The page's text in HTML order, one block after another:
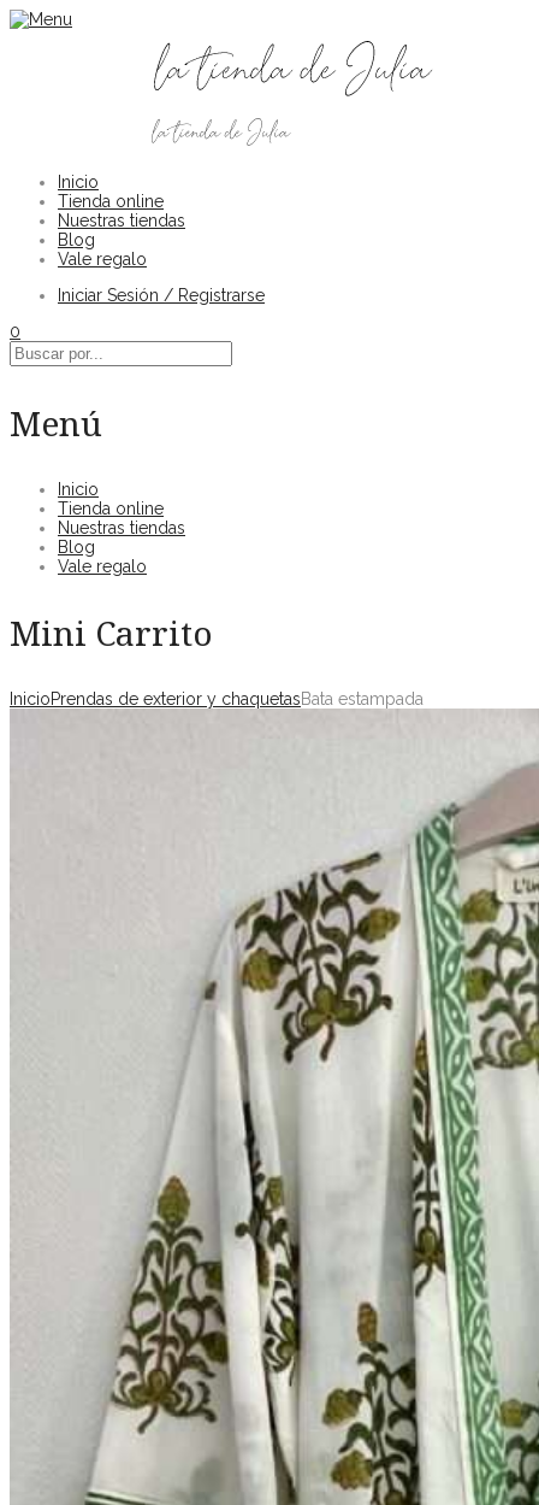
Inicio
Tienda online
Nuestras tiendas
Blog
Vale regalo
Iniciar Sesión / Registrarse
0
Menú
Inicio
Tienda online
Nuestras tiendas
Blog
Vale regalo
Mini Carrito
InicioPrendas de exterior y chaquetasBata estampada